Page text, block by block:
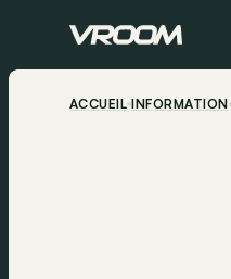
ACCUEIL INFORMATION